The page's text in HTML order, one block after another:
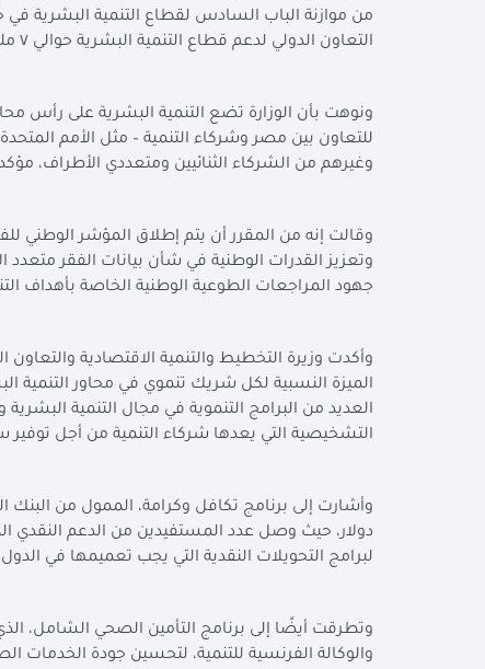
التعاون الدولي لدعم قطاع التنمية البشرية حوالي ٧ مليار دولار، من خلال التمويلات الميسرة، الدعم الفني، المنح، مبادلة الديون
ونوهت بأن الوزارة تضع التنمية البشرية على رأس
للتعاون بين مصر وشركاء التنمية – مثل الأمم المتحدة،
وغيرهم من الشركاء الثنائيين ومتعددي الأطراف،
وقالت إنه من المقرر أن يتم إطلاق المؤشر الوطني
وتعزيز القدرات الوطنية في شأن بيانات الفقر
جهود المراجعات الطوعية الوطنية الخاصة بأهداف
وأكدت وزيرة التخطيط والتنمية الاقتصادية
الميزة النسبية لكل شريك تنموي في محاور التنمية
العديد من البرامج التنموية في مجال التنمية البشرية
التشخيصية التي يعدها شركاء التنمية من أجل توفير
لبرامج التحويلات النقدية التي يجب تعميمها في
وتطرقت أيضًا إلى برنامج التأمين الصحي الشامل،
والوكالة الفرنسية للتنمية، لتحسين جودة الخدمات